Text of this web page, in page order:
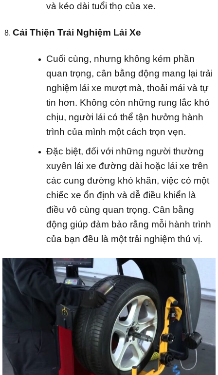
và kéo dài tuổi thọ của xe.
Cải Thiện Trải Nghiệm Lái Xe
Cuối cùng, nhưng không kém phần
quan trọng, cân bằng động mang lại trải
nghiệm lái xe mượt mà, thoải mái và tự
tin hơn. Không còn những rung lắc khó
chịu, người lái có thể tận hưởng hành
trình của mình một cách trọn vẹn.
Đặc biệt, đối với những người thường
xuyên lái xe đường dài hoặc lái xe trên
các cung đường khó khăn, việc có một
chiếc xe ổn định và dễ điều khiển là
điều vô cùng quan trọng. Cân bằng
động giúp đảm bảo rằng mỗi hành trình
của bạn đều là một trải nghiệm thú vị.